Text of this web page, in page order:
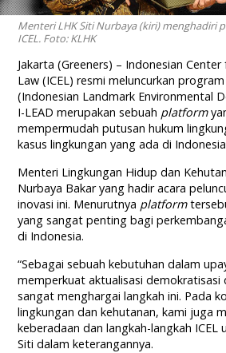
Menteri LHK Siti Nurbaya (kiri) menghadiri
ICEL. Foto: KLHK
Jakarta (Greeners) – Indonesian
Law (ICEL) resmi meluncurkan
(Indonesian Landmark Environmental
I-LEAD merupakan sebuah platform
mempermudah putusan hukum
kasus lingkungan yang ada di
Menteri Lingkungan Hidup dan
Nurbaya Bakar yang hadir acara
inovasi ini. Menurutnya platform
yang sangat penting bagi
di Indonesia.
“Sebagai sebuah kebutuhan dalam
memperkuat aktualisasi demokratisasi
sangat menghargai langkah ini. Pada
lingkungan dan kehutanan, kami juga
keberadaan dan langkah-langkah ICEL
Siti dalam keterangannya.